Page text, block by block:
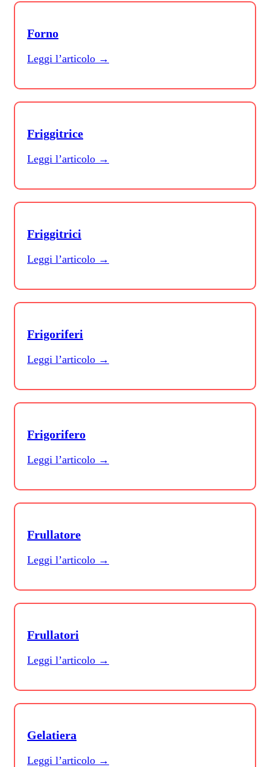
Forno
Leggi l’articolo →
Friggitrice
Leggi l’articolo →
Friggitrici
Leggi l’articolo →
Frigoriferi
Leggi l’articolo →
Frigorifero
Leggi l’articolo →
Frullatore
Leggi l’articolo →
Frullatori
Leggi l’articolo →
Gelatiera
Leggi l’articolo →